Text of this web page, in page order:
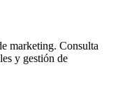
marketing. Consulta
y gestión de